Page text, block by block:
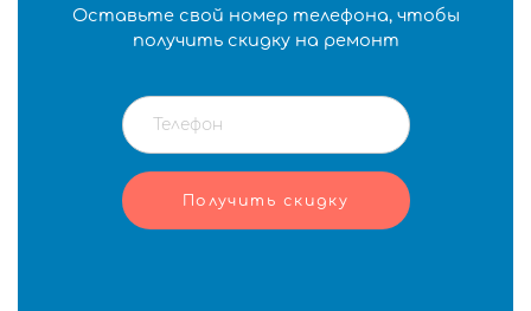
Оставьте свой номер телефона, чтобы
получить скидку на ремонт